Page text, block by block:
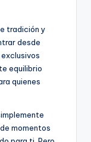
tradición y
desde
equilibrio
quienes
momentos